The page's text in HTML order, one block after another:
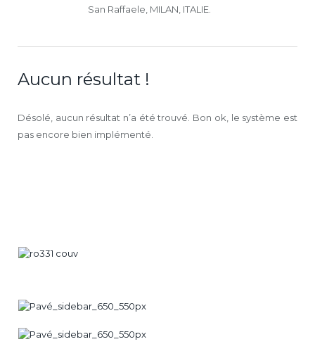
San Raffaele, MILAN, ITALIE.
Aucun résultat !
Désolé, aucun résultat n’a été trouvé. Bon ok, le système est
pas encore bien implémenté.